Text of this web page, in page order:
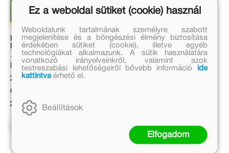
Mancs Őrjárat – Mancs-
kalandok 4.
Eredeti ár:
2 999 Ft
Online ár:
2 459 Ft
33 mese a
legkisebbeknek
Boldizsár Ildikó
Kosárba
Ez a weboldal sütiket (cookie) használ
Weboldalunk tartalmának személyre szabott
megjelenítése és a böngészési élmény biztosítása
érdekében sütiket (cookie), illetve egyéb
technológiákat alkalmazunk. A sütik használatára
vonatkozó irányelveinkről, valamint azok
testreszabási lehetőségeiről bővebb információ
ide
kattintvaérhető el.
Beállítások
Elfogadom